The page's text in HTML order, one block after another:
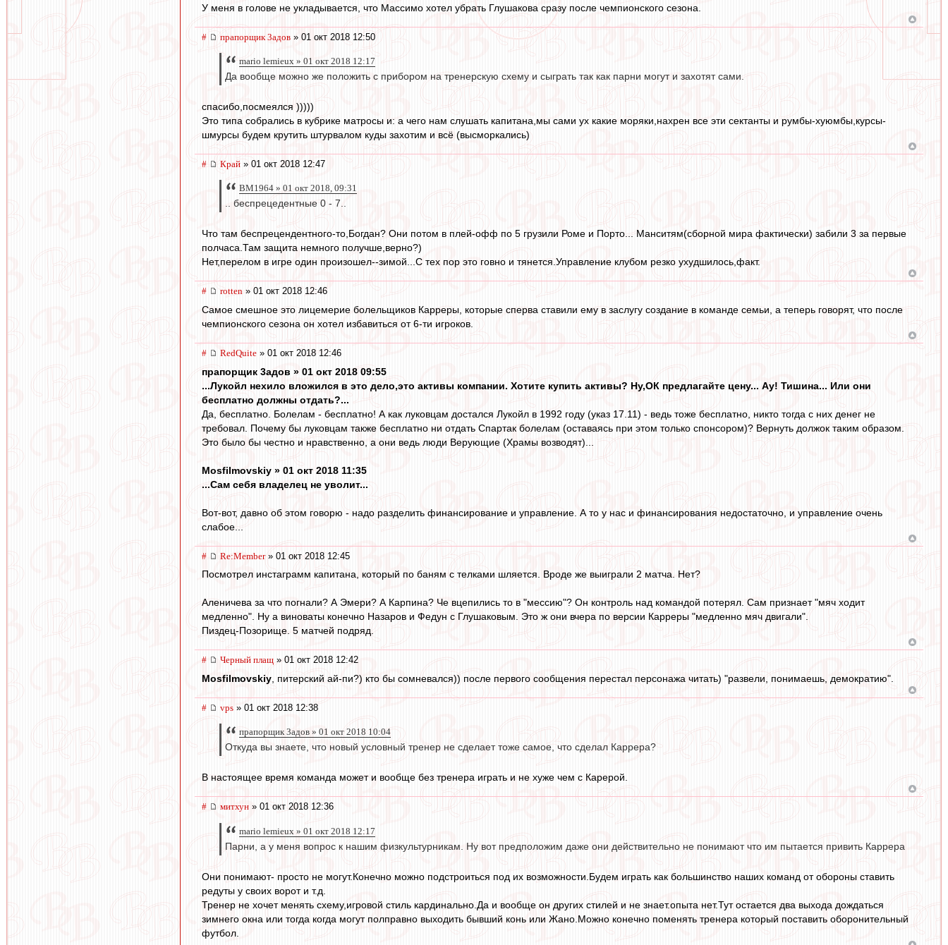
У меня в голове не укладывается, что Массимо хотел убрать Глушакова сразу после чемпионского сезона.
# прапорщик 3адoв » 01 окт 2018 12:50
mario lemieux » 01 окт 2018 12:17
Да вообще можно же положить с прибором на тренерскую схему и сыграть так как парни могут и захотят сами.
спасибо,посмеялся )))))
Это типа собрались в кубрике матросы и: а чего нам слушать капитана,мы сами ух какие моряки,нахрен все эти сектанты и румбы-хуюмбы,курсы-
шмурсы будем крутить штурвалом куды захотим и всё (высморкались)
# Край » 01 окт 2018 12:47
BM1964 » 01 окт 2018, 09:31
.. беспрецедентные 0 - 7..
Что там беспрецендентного-то,Богдан? Они потом в плей-офф по 5 грузили Роме и Порто... Манситям(сборной мира фактически) забили 3 за первые
полчаса.Там защита немного получше,верно?)
Нет,перелом в игре один произошел--зимой...С тех пор это говно и тянется.Управление клубом резко ухудшилось,факт.
# rotten » 01 окт 2018 12:46
Самое смешное это лицемерие болельщиков Карреры, которые сперва ставили ему в заслугу создание в команде семьи, а теперь говорят, что после
чемпионского сезона он хотел избавиться от 6-ти игроков.
# RedQuite » 01 окт 2018 12:46
прапорщик 3адoв » 01 окт 2018 09:55
...Лукойл нехило вложился в это дело,это активы компании. Хотите купить активы? Ну,ОК предлагайте цену... Ау! Тишина... Или они
бесплатно должны отдать?...
Да, бесплатно. Болелам - бесплатно! А как луковцам достался Лукойл в 1992 году (указ 17.11) - ведь тоже бесплатно, никто тогда с них денег не
требовал. Почему бы луковцам также бесплатно ни отдать Спартак болелам (оставаясь при этом только спонсором)? Вернуть должок таким образом.
Это было бы честно и нравственно, а они ведь люди Верующие (Храмы возводят)...
Mosfilmovskiy » 01 окт 2018 11:35
...Сам себя владелец не уволит...
Вот-вот, давно об этом говорю - надо разделить финансирование и управление. А то у нас и финансирования недостаточно, и управление очень
слабое...
# Re:Member» 01 окт 2018 12:45
Посмотрел инстаграмм капитана, который по баням с телками шляется. Вроде же выиграли 2 матча. Нет?
Аленичева за что погнали? А Эмери? А Карпина? Че вцепились то в "мессию"? Он контроль над командой потерял. Сам признает "мяч ходит
медленно". Ну а виноваты конечно Назаров и Федун с Глушаковым. Это ж они вчера по версии Карреры "медленно мяч двигали".
Пиздец-Позорище. 5 матчей подряд.
# Черный плащ » 01 окт 2018 12:42
Mosfilmovskiy , питерский ай-пи?) кто бы сомневался)) после первого сообщения перестал персонажа читать) "развели, понимаешь, демократию".
# vps » 01 окт 2018 12:38
прапорщик 3адoв » 01 окт 2018 10:04
Откуда вы знаете, что новый условный тренер не сделает тоже самое, что сделал Каррера?
В настоящее время команда может и вообще без тренера играть и не хуже чем с Карерой.
# митхун » 01 окт 2018 12:36
mario lemieux » 01 окт 2018 12:17
Парни, а у меня вопрос к нашим физкультурникам. Ну вот предположим даже они действительно не понимают что им пытается привить Каррера
Они понимают- просто не могут.Конечно можно подстроиться под их возможности.Будем играть как большинство наших команд от обороны ставить
редуты у своих ворот и т.д.
Тренер не хочет менять схему,игровой стиль кардинально.Да и вообще он других стилей и не знает.опыта нет.Тут остается два выхода дождаться
зимнего окна или тогда когда могут полправно выходить бывший конь или Жано.Можно конечно поменять тренера который поставить оборонительный
футбол.